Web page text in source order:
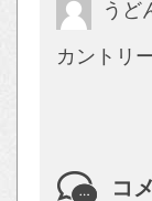
うど
カントリ
コ